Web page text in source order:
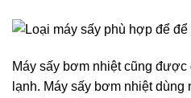
Máy sấy bơm nhiệt cũng được
lạnh. Máy sấy bơm nhiệt